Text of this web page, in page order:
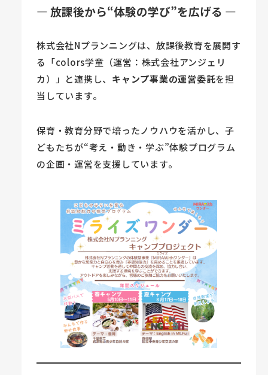
― 放課後から“体験の学び”を広げる ―
株式会社Nプランニングは、放課後教育を展開す
る「colors学童（運営：株式会社アンジェリ
カ）」と連携し、 キャンプ事業の運営委託を担
当しています。
保育・教育分野で培ったノウハウを活かし、子
どもたちが“考え・動き・学ぶ”体験プログラム
の企画・運営を支援しています。